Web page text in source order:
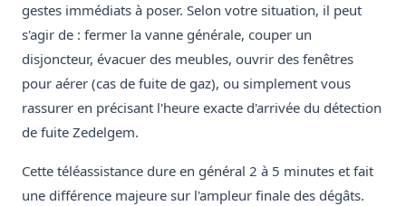
gestes immédiats à poser. Selon votre situation, il peut
s'agir de : fermer la vanne générale, couper un
disjoncteur, évacuer des meubles, ouvrir des fenêtres
pour aérer (cas de fuite de gaz), ou simplement vous
rassurer en précisant l'heure exacte d'arrivée du détection
de fuite Zedelgem.
Cette téléassistance dure en général 2 à 5 minutes et fait
une différence majeure sur l'ampleur finale des dégâts.